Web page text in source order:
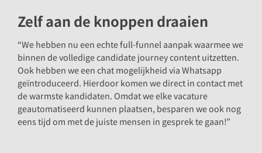
Zelf aan de knoppen draaien
“We hebben nu een echte full-funnel aanpak waarmee we
binnen de volledige candidate journey content uitzetten.
Ook hebben we een chat mogelijkheid via Whatsapp
geïntroduceerd. Hierdoor komen we direct in contact met
de warmste kandidaten. Omdat we elke vacature
geautomatiseerd kunnen plaatsen, besparen we ook nog
eens tijd om met de juiste mensen in gesprek te gaan!”